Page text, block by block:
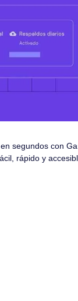
segundos con
rápido y